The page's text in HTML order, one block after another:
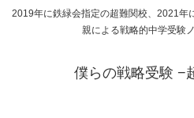
2019年に鉄緑会指定の超難関校、2021年
親による戦略的中学受験
僕らの戦略受験 −